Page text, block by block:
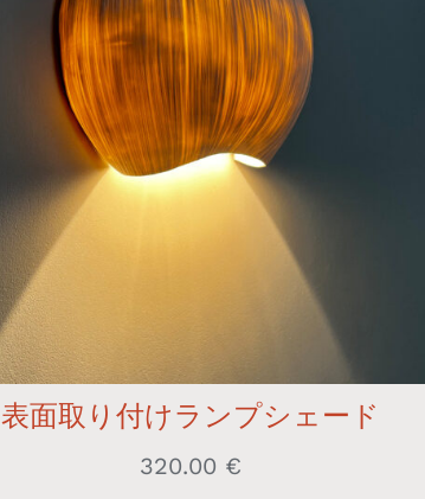
表面取り付けランプシェード
320.00 €